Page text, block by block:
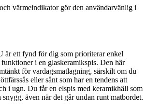
värmeindikator gör den användarvänlig i
ett fynd för dig som prioriterar enkel
i en glaskeramikspis. Den här
för vardagsmatlagning, särskilt om du
eller sånt som har en tendens att
i ugn. Du får en elspis med keramikhäll som
även när det går undan runt matbordet.